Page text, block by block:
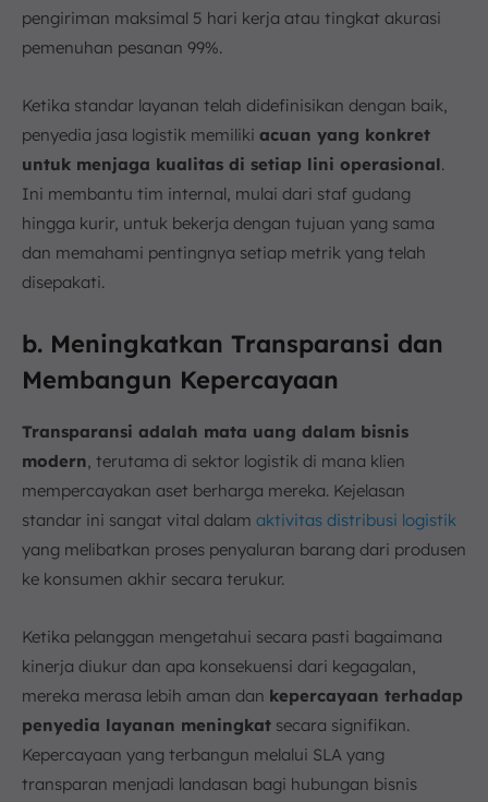
pengiriman maksimal 5 hari kerja atau tingkat akurasi
pemenuhan pesanan 99%.
Ketika standar layanan telah didefinisikan dengan baik,
penyedia jasa logistik memiliki acuan yang konkret
untuk menjaga kualitas di setiap lini operasional.
Ini membantu tim internal, mulai dari staf gudang
hingga kurir, untuk bekerja dengan tujuan yang sama
dan memahami pentingnya setiap metrik yang telah
disepakati.
b. Meningkatkan Transparansi dan
Membangun Kepercayaan
Transparansi adalah mata uang dalam bisnis
modern, terutama di sektor logistik di mana klien
mempercayakan aset berharga mereka. Kejelasan
standar ini sangat vital dalam aktivitas distribusi logistik
yang melibatkan proses penyaluran barang dari produsen
ke konsumen akhir secara terukur.
Ketika pelanggan mengetahui secara pasti bagaimana
kinerja diukur dan apa konsekuensi dari kegagalan,
mereka merasa lebih aman dan kepercayaan terhadap
penyedia layanan meningkat secara signifikan.
Kepercayaan yang terbangun melalui SLA yang
transparan menjadi landasan bagi hubungan bisnis